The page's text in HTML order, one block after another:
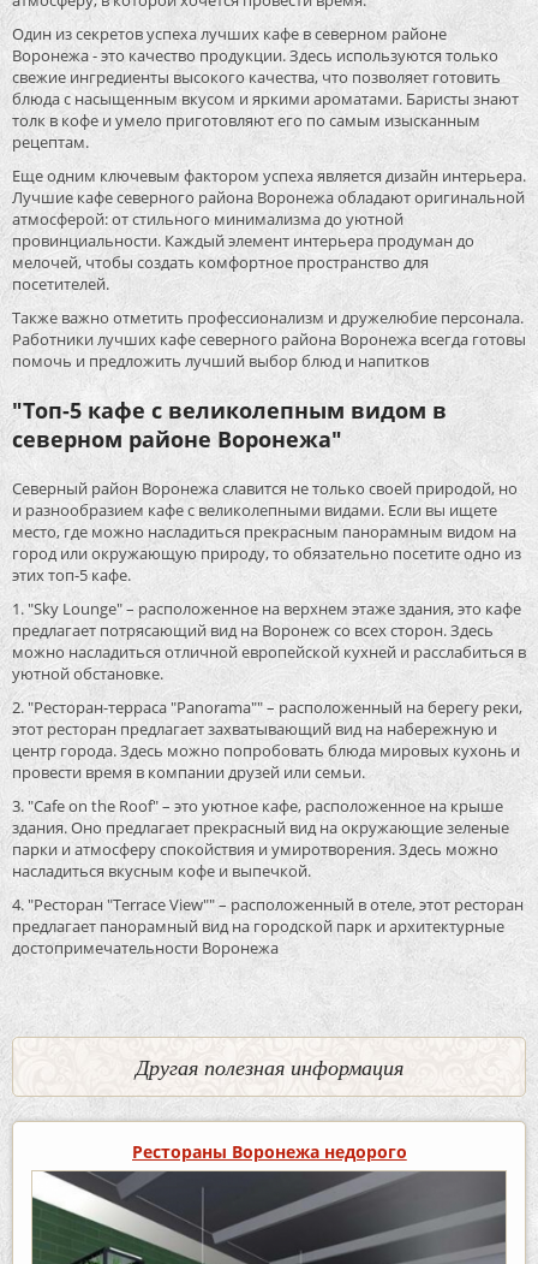
Один из секретов успеха лучших кафе в северном районе
Воронежа - это качество продукции. Здесь используются только
свежие ингредиенты высокого качества, что позволяет готовить
блюда с насыщенным вкусом и яркими ароматами. Баристы знают
толк в кофе и умело приготовляют его по самым изысканным
рецептам.
Еще одним ключевым фактором успеха является дизайн интерьера.
Лучшие кафе северного района Воронежа обладают оригинальной
атмосферой: от стильного минимализма до уютной
провинциальности. Каждый элемент интерьера продуман до
мелочей, чтобы создать комфортное пространство для
посетителей.
Также важно отметить профессионализм и дружелюбие персонала.
Работники лучших кафе северного района Воронежа всегда готовы
помочь и предложить лучший выбор блюд и напитков
"Топ-5 кафе с великолепным видом в
северном районе Воронежа"
Северный район Воронежа славится не только своей природой, но
и разнообразием кафе с великолепными видами. Если вы ищете
место, где можно насладиться прекрасным панорамным видом на
город или окружающую природу, то обязательно посетите одно из
этих топ-5 кафе.
1. "Sky Lounge" – расположенное на верхнем этаже здания, это кафе
предлагает потрясающий вид на Воронеж со всех сторон. Здесь
можно насладиться отличной европейской кухней и расслабиться в
уютной обстановке.
2. "Ресторан-терраса "Panorama"" – расположенный на берегу реки,
этот ресторан предлагает захватывающий вид на набережную и
центр города. Здесь можно попробовать блюда мировых кухонь и
провести время в компании друзей или семьи.
3. "Cafe on the Roof" – это уютное кафе, расположенное на крыше
здания. Оно предлагает прекрасный вид на окружающие зеленые
парки и атмосферу спокойствия и умиротворения. Здесь можно
насладиться вкусным кофе и выпечкой.
4. "Ресторан "Terrace View"" – расположенный в отеле, этот ресторан
предлагает панорамный вид на городской парк и архитектурные
достопримечательности Воронежа
Другая полезная информация
Рестораны Воронежа недорого